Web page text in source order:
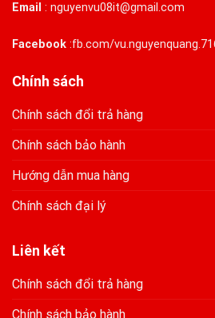
Email : nguyenvu08it@gmail.com
Facebook :fb.com/
Chính sách
Chính sách đổi trả hàng
Chính sách bảo hành
Hướng dẫn mua hàng
Chính sách đại lý
Liên kết
Chính sách đổi trả hàng
Chính sách bảo hành